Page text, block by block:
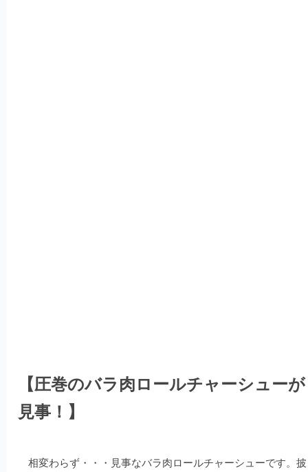
【圧巻のバラ肉ロールチャーシューが
見事！】
相変わらず・・・見事なバラ肉ロールチャーシューです。披